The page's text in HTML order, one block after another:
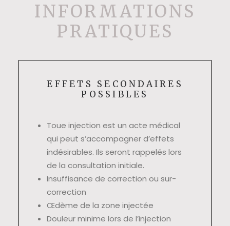
INFORMATIONS
PRATIQUES
EFFETS SECONDAIRES
POSSIBLES
Toue injection est un acte médical
qui peut s’accompagner d’effets
indésirables. Ils seront rappelés lors
de la consultation initiale.
Insuffisance de correction ou sur-
correction
Œdème de la zone injectée
Douleur minime lors de l’injection